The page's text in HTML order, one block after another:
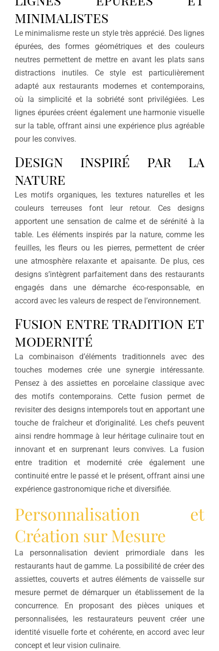
minimalistes
Le minimalisme reste un style très apprécié. Des lignes
épurées, des formes géométriques et des couleurs
neutres permettent de mettre en avant les plats sans
distractions inutiles. Ce style est particulièrement
adapté aux restaurants modernes et contemporains,
où la simplicité et la sobriété sont privilégiées. Les
lignes épurées créent également une harmonie visuelle
sur la table, offrant ainsi une expérience plus agréable
pour les convives.
Design inspiré par la
nature
Les motifs organiques, les textures naturelles et les
couleurs terreuses font leur retour. Ces designs
apportent une sensation de calme et de sérénité à la
table. Les éléments inspirés par la nature, comme les
feuilles, les fleurs ou les pierres, permettent de créer
une atmosphère relaxante et apaisante. De plus, ces
designs s’intègrent parfaitement dans des restaurants
engagés dans une démarche éco-responsable, en
accord avec les valeurs de respect de l’environnement.
Fusion entre tradition et
modernité
La combinaison d’éléments traditionnels avec des
touches modernes crée une synergie intéressante.
Pensez à des assiettes en porcelaine classique avec
des motifs contemporains. Cette fusion permet de
revisiter des designs intemporels tout en apportant une
touche de fraîcheur et d’originalité. Les chefs peuvent
ainsi rendre hommage à leur héritage culinaire tout en
innovant et en surprenant leurs convives. La fusion
entre tradition et modernité crée également une
continuité entre le passé et le présent, offrant ainsi une
expérience gastronomique riche et diversifiée.
Personnalisation et
Création sur Mesure
La personnalisation devient primordiale dans les
restaurants haut de gamme. La possibilité de créer des
assiettes, couverts et autres éléments de vaisselle sur
mesure permet de démarquer un établissement de la
concurrence. En proposant des pièces uniques et
personnalisées, les restaurateurs peuvent créer une
identité visuelle forte et cohérente, en accord avec leur
concept et leur vision culinaire.